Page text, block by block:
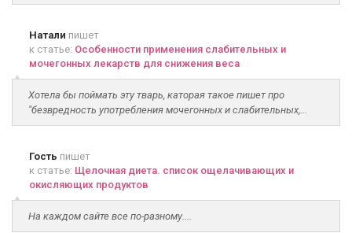
Натали пишет
к статье: Особенности применения слабительных и
мочегонных лекарств для снижения веса
Хотела бы поймать эту тварь, каторая такое пишет про
"безвредность употребления мочегонных и слабительных,...
Гость пишет
к статье: Щелочная диета. список ощелачивающих и
окисляющих продуктов
На каждом сайте все по-разному....